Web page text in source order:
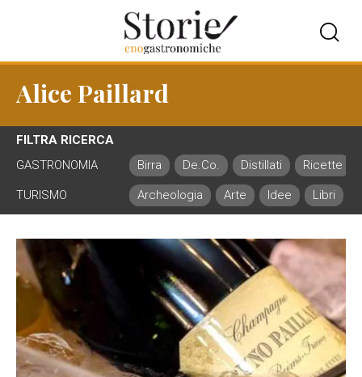
Alice Paillard
FILTRA RICERCA
GASTRONOMIA
Birra De.Co. Distillati Ricette
TURISMO Archeologia Arte Idee Libri